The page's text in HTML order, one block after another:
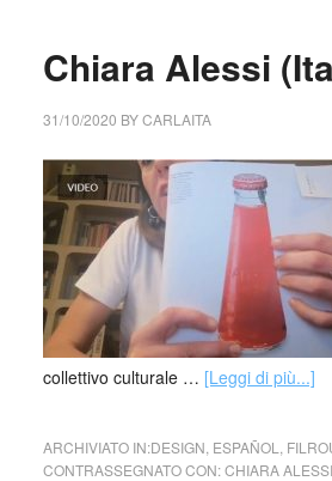
Chiara Alessi
31/10/2020 BYCARLAITA
collettivo culturale … [Leggi di più...]
ARCHIVIATO IN:DESIGN ESPAÑOL
CONTRASSEGNATO CON:CHIARA ALESSI